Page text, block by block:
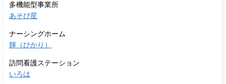
多機能型事業所
あそび星
ナーシングホーム
輝（ひかり）
訪問看護ステーション
いろは